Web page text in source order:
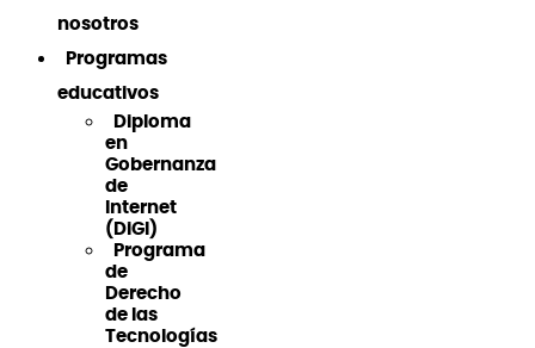
nosotros
Programas
educativos
Diploma
en
Gobernanza
de
Internet
(DiGI)
Programa
de
Derecho
de las
Tecnologías